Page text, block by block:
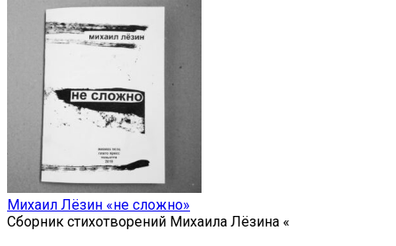
Михаил Лёзин «не сложно»
Сборник стихотворений Михаила Лёзина «